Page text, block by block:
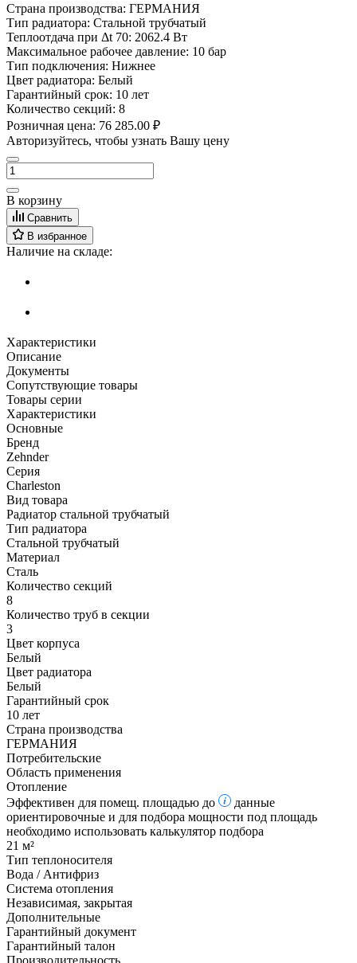
Страна производства: ГЕРМАНИЯ
Тип радиатора: Стальной трубчатый
Теплоотдача при Δt 70: 2062.4 Вт
Максимальное рабочее давление: 10 бар
Тип подключения: Нижнее
Цвет радиатора: Белый
Гарантийный срок: 10 лет
Количество секций: 8
Розничная цена: 76 285.00 ₽
Авторизуйтесь, чтобы узнать Вашу цену
В корзину
Сравнить
В избранное
Наличие на складе:
Характеристики
Описание
Документы
Сопутствующие товары
Товары серии
Характеристики
Основные
Бренд
Zehnder
Серия
Charleston
Вид товара
Радиатор стальной трубчатый
Тип радиатора
Стальной трубчатый
Материал
Сталь
Количество секций
8
Количество труб в секции
3
Цвет корпуса
Белый
Цвет радиатора
Белый
Гарантийный срок
10 лет
Страна производства
ГЕРМАНИЯ
Потребительские
Область применения
Отопление
Эффективен для помещ. площадью до
данные
ориентировочные и для подбора мощности под площадь
необходимо использовать калькулятор подбора
21 м²
Тип теплоносителя
Вода / Антифриз
Система отопления
Независимая, закрытая
Дополнительные
Гарантийный документ
Гарантийный талон
Производительность